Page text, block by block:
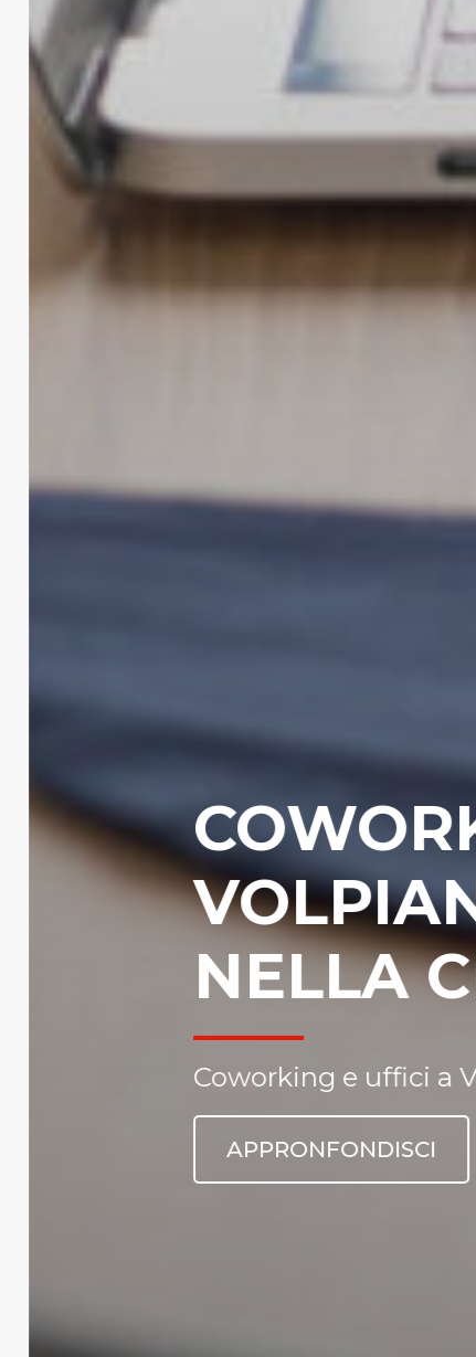
TUA
Gestisci la